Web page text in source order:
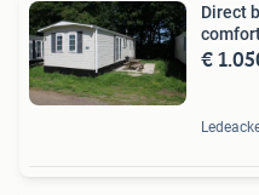
Direct
€